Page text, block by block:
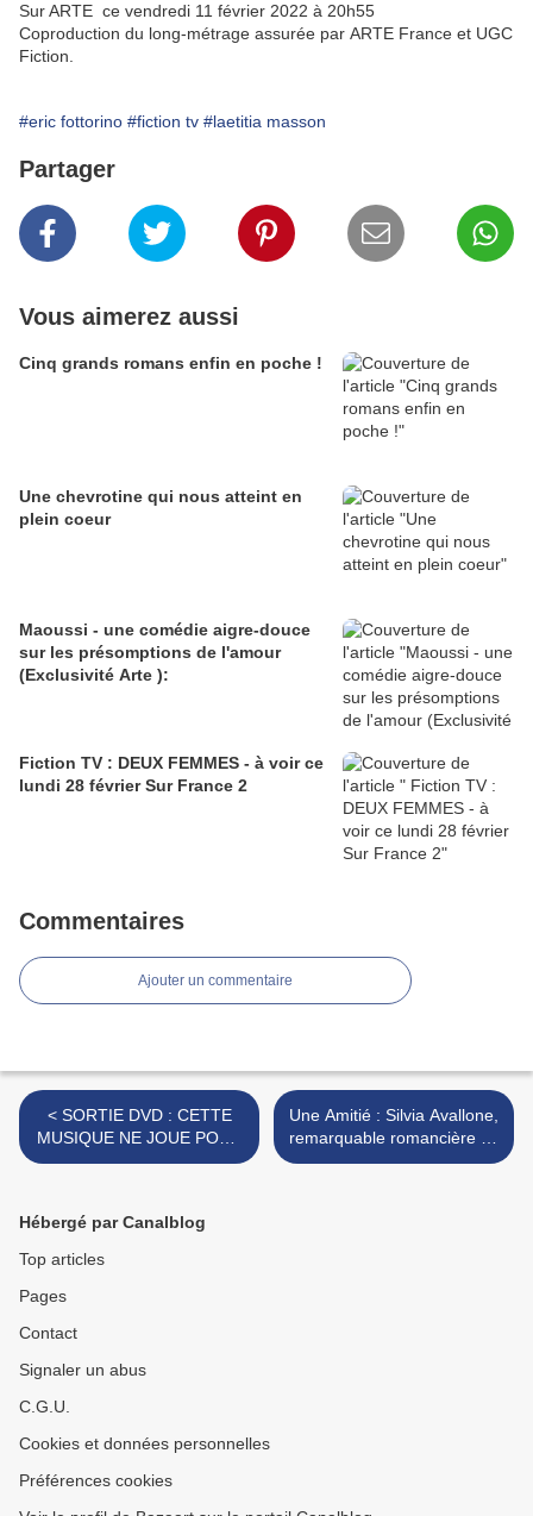
Sur ARTE ce vendredi 11 février 2022 à 20h55
Coproduction du long-métrage assurée par ARTE France et UGC
Fiction.
#eric fottorino #fiction tv #laetitia masson
Partager
Vous aimerez aussi
Cinq grands romans enfin en poche !
Une chevrotine qui nous atteint en
plein coeur
Maoussi - une comédie aigre-douce
sur les présomptions de l'amour
(Exclusivité Arte ):
Fiction TV : DEUX FEMMES - à voir ce
lundi 28 février Sur France 2
Commentaires
Ajouter un commentaire
< SORTIE DVD : CETTE
MUSIQUE NE JOUE POUR
PERSONNE , la belle petite
Une Amitié : Silvia Avallone,
remarquable romancière de
son temps >
Hébergé par Canalblog
Top articles
Pages
Contact
Signaler un abus
C.G.U.
Cookies et données personnelles
Préférences cookies